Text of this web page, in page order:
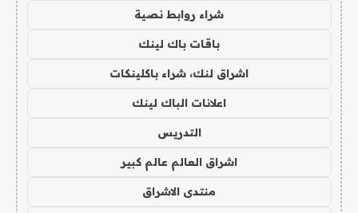
شراء روابط نصية
باقات باك لينك
اشراق لنك، شراء باكلينكات
اعلانات الباك لينك
التدريس
اشراق العالم عالم كبير
منتدى الاشراق